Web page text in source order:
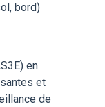
bord)
en
et
de